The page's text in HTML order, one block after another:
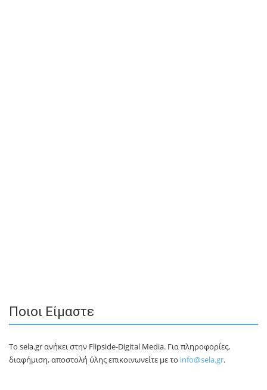
Ποιοι Είμαστε
Το sela.gr ανήκει στην Flipside-Digital Media. Για πληροφορίες,
διαφήμιση, αποστολή ύλης επικοινωνείτε με το info@sela.gr.